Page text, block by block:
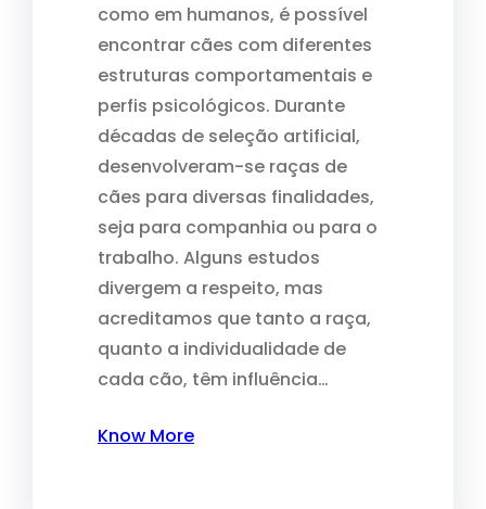
como em humanos, é possível
encontrar cães com diferentes
estruturas comportamentais e
perfis psicológicos. Durante
décadas de seleção artificial,
desenvolveram-se raças de
cães para diversas finalidades,
seja para companhia ou para o
trabalho. Alguns estudos
divergem a respeito, mas
acreditamos que tanto a raça,
quanto a individualidade de
cada cão, têm influência…
Know More